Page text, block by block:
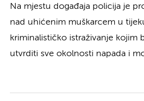
Na mjestu događaja policija je
nad uhićenim muškarcem u
kriminalističko istraživanje kojim
utvrditi sve okolnosti napada i